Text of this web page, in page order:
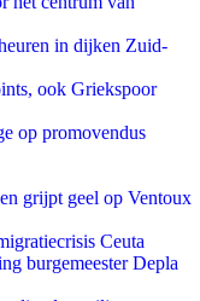
in dijken Zuid-
ook Griekspoor
op promovendus
grijpt geel op Ventoux
Ceuta
burgemeester Depla